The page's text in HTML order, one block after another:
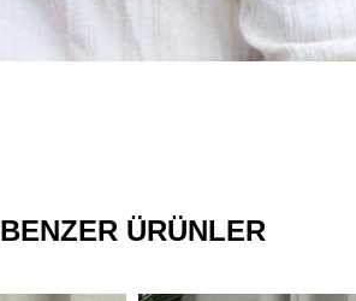
BENZER ÜRÜNLER